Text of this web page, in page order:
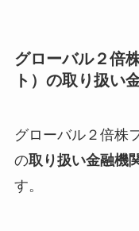
グローバル２倍
ト）の取り扱い
グローバル２倍株
の取り扱い金融機
す。